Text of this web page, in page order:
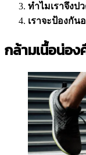
ทำไมเราจึงป
เราจะป้องกัน
กล้ามเนื้อน่อง